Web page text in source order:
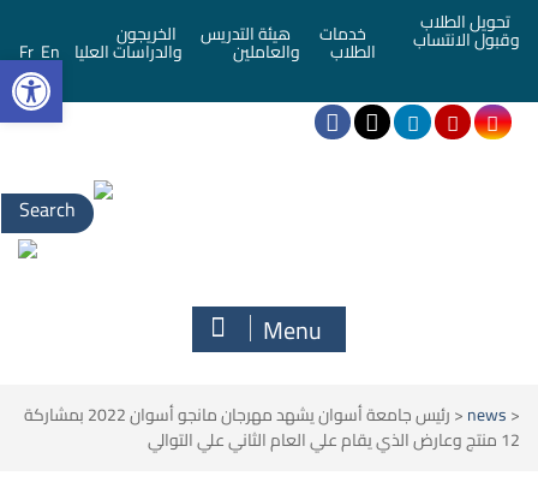
تحويل الطلاب
وقبول الانتساب خدمات
الطلاب
هيئة التدريس
والعاملين
الخريجون
والدراسات العليا En
Fr
Search
for:
Menu
<
news
<
رئيس جامعة أسوان يشهد مهرجان مانجو أسوان 2022 بمشاركة
12 منتج وعارض الذي يقام علي العام الثاني علي التوالي